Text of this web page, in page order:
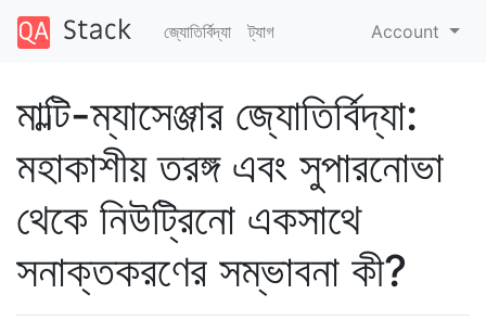
জ্যোতির্বিদ্যা ট্যাগ Account
মাল্টি-ম্যাসেঞ্জার জ্যোতির্বিদ্যা:
মহাকাশীয় তরঙ্গ এবং সুপারনোভা
থেকে নিউট্রিনো একসাথে
সনাক্তকরণের সম্ভাবনা কী?